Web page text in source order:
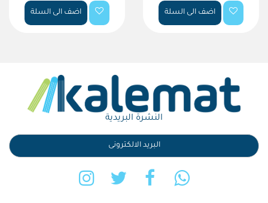
اضف الى السلة اضف الى السلة
النشرة البريدية